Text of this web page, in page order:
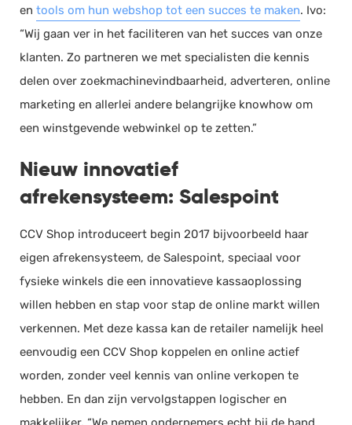
Support
VoIP
Chat
Helpdesk
en tools om hun webshop tot een succes te maken. Ivo:
“Wij gaan ver in het faciliteren van het succes van onze
klanten. Zo partneren we met specialisten die kennis
delen over zoekmachinevindbaarheid, adverteren, online
marketing en allerlei andere belangrijke knowhow om
een winstgevende webwinkel op te zetten.”
Nieuw innovatief
afrekensysteem: Salespoint
CCV Shop introduceert begin 2017 bijvoorbeeld haar
eigen afrekensysteem, de Salespoint, speciaal voor
fysieke winkels die een innovatieve kassaoplossing
willen hebben en stap voor stap de online markt willen
verkennen. Met deze kassa kan de retailer namelijk heel
eenvoudig een CCV Shop koppelen en online actief
worden, zonder veel kennis van online verkopen te
hebben. En dan zijn vervolgstappen logischer en